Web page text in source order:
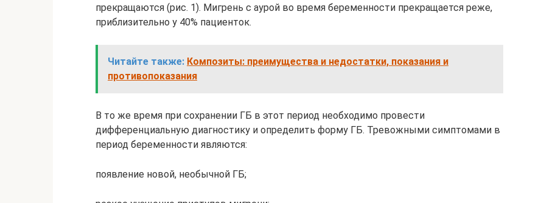
прекращаются (рис. 1). Мигрень с аурой во время беременности прекращается реже,
приблизительно у 40% пациенток.
Читайте также: Композиты: преимущества и недостатки, показания и
противопоказания
В то же время при сохранении ГБ в этот период необходимо провести
дифференциальную диагностику и определить форму ГБ. Тревожными симптомами в
период беременности являются:
появление новой, необычной ГБ;